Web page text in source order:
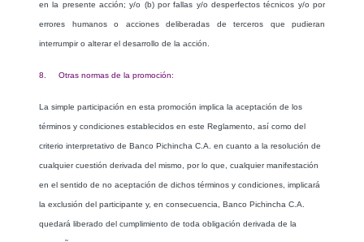
en la presente acción; y/o (b) por fallas y/o desperfectos técnicos y/o por
errores humanos o acciones deliberadas de terceros que pudieran
interrumpir o alterar el desarrollo de la acción.
8. Otras normas de la promoción:
La simple participación en esta promoción implica la aceptación de los
términos y condiciones establecidos en este Reglamento, así como del
criterio interpretativo de Banco Pichincha C.A. en cuanto a la resolución de
cualquier cuestión derivada del mismo, por lo que, cualquier manifestación
en el sentido de no aceptación de dichos términos y condiciones, implicará
la exclusión del participante y, en consecuencia, Banco Pichincha C.A.
quedará liberado del cumplimiento de toda obligación derivada de la